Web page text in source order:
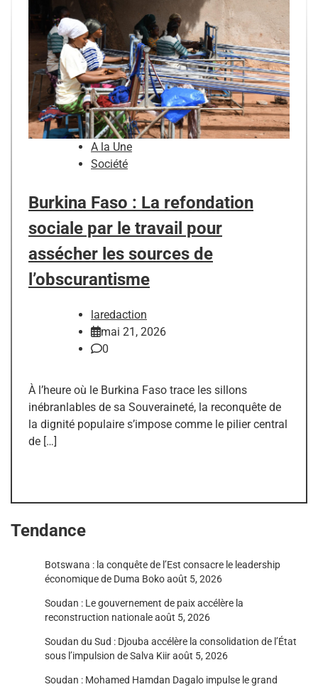
A la Une
Société
Burkina Faso : La refondation
sociale par le travail pour
assécher les sources de
l’obscurantisme
laredaction
mai 21, 2026
0
À l’heure où le Burkina Faso trace les sillons
inébranlables de sa Souveraineté, la reconquête de
la dignité populaire s’impose comme le pilier central
de […]
Tendance
Botswana : la conquête de l’Est consacre le leadership
économique de Duma Bokoaoût 5, 2026
Soudan : Le gouvernement de paix accélère la
reconstruction nationaleaoût 5, 2026
Soudan du Sud : Djouba accélère la consolidation de l’État
sous l’impulsion de Salva Kiiraoût 5, 2026
Soudan : Mohamed Hamdan Dagalo impulse le grand